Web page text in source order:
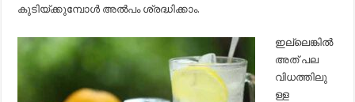
കുടിയ്ക്കുമ്പോള്‍ അല്‍പം ശ്രദ്ധിക്കാം.
ഇല്ലെങ്കില്‍
അത് പല
വിധത്തിലു
ള്ള